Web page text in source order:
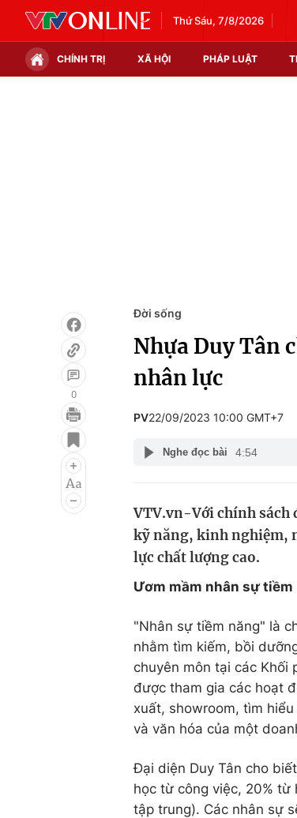
Thứ Sáu, 7/8/2026
CHÍNH TRỊ XÃ HỘI PHÁP LUẬT
Điện ảnh
Âm nhạc
Du lịch
Chất lượng
0
Đời sống
Nhựa Duy Tân
nhân lực
PV22/09/2023 10:00 GMT+7
Nghe đọc bài 4:54
VTV.vn-Với chính sách
kỹ năng, kinh nghiệm,
lực chất lượng cao.
Ươm mầm nhân sự tiềm
"Nhân sự tiềm năng" là
nhằm tìm kiếm, bồi
chuyên môn tại các Khối
được tham gia các hoạt
xuất, showroom, tìm
và văn hóa của một
Đại diện Duy Tân cho
học từ công việc, 20%
tập trung). Các nhân sự